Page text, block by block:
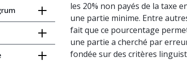
les 20% non payés de la taxe
une partie minime. Entre
fait que ce pourcentage
une partie a cherché par
fondée sur des critères